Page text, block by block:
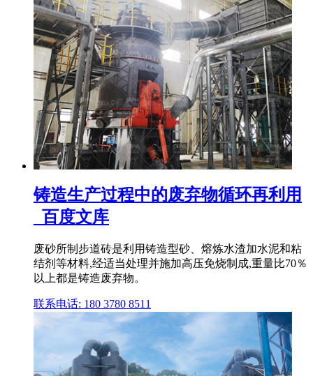
铸造生产过程中的废弃物循环再利用
_百度文库
废砂所制步道砖是利用铸造型砂、熔炼水渣加水泥和粘
结剂等材料,经适当处理并施加高压免烧制成,重量比70％
以上都是铸造废弃物。
联系电话: 180 3780 8511